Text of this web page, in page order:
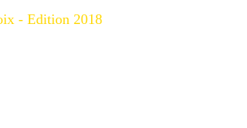
- Edition 2018